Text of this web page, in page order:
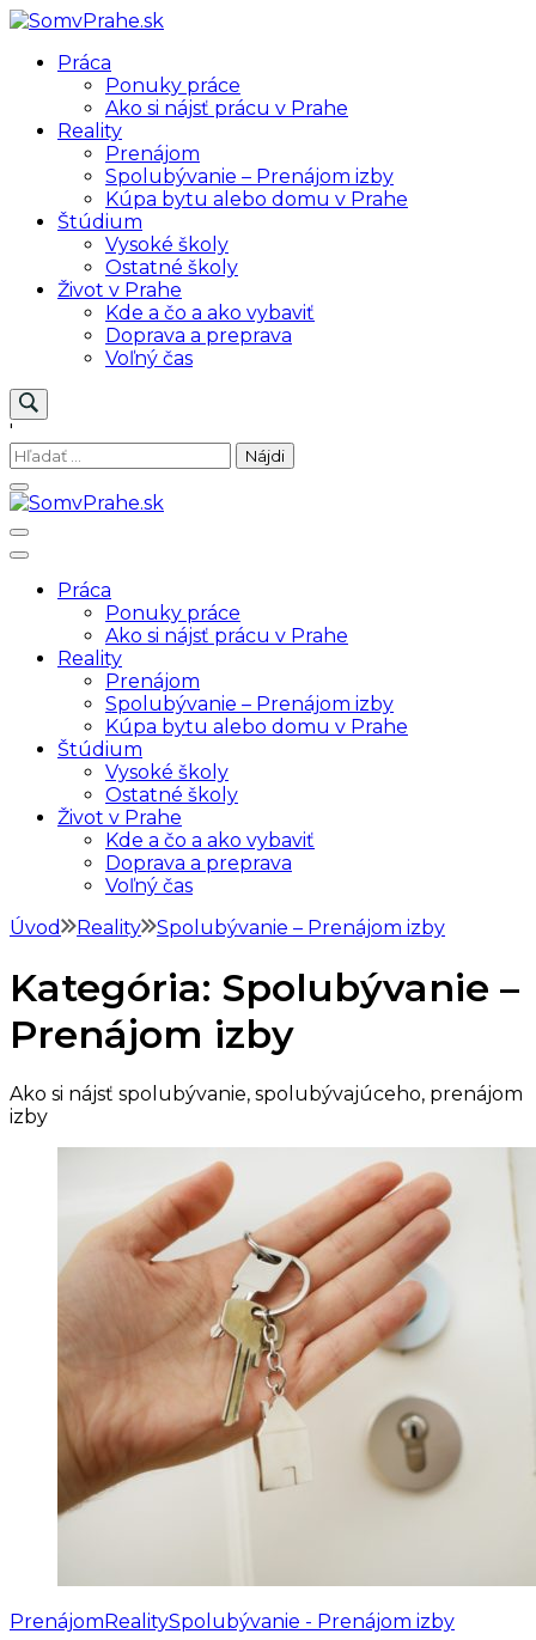
Skip
content
SomvPrahe.sk
Pre lepší život v Prahe
Práca
Ponuky práce
Ako si nájsť prácu v Prahe
Reality
Prenájom
Spolubývanie – Prenájom izby
Kúpa bytu alebo domu v Prahe
Štúdium
Vysoké školy
Ostatné školy
Život v Prahe
Kde a čo a ako vybaviť
Doprava a preprava
Voľný čas
'
Hľadať:
Práca
Ponuky práce
Ako si nájsť prácu v Prahe
Reality
Prenájom
Spolubývanie – Prenájom izby
Kúpa bytu alebo domu v Prahe
Štúdium
Vysoké školy
Ostatné školy
Život v Prahe
Kde a čo a ako vybaviť
Doprava a preprava
Voľný čas
Úvod
Reality Spolubývanie – Prenájom izby
Kategória: Spolubývanie –
Prenájom izby
Ako si nájsť spolubývanie, spolubývajúceho, prenájom
izby
Prenájom RealitySpolubývanie - Prenájom izby